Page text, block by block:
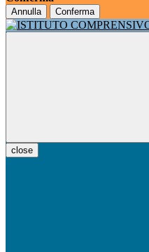
Annulla Conferma
close